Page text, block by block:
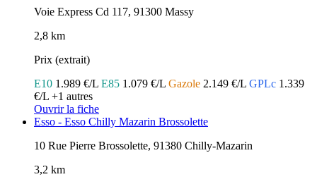
Voie Express Cd 117, 91300 Massy
2,8 km
Prix (extrait)
E10 1.989 €/L E85 1.079 €/L Gazole 2.149 €/L GPLc 1.339
€/L +1 autres
Ouvrir la fiche
Esso - Esso Chilly Mazarin Brossolette
10 Rue Pierre Brossolette, 91380 Chilly-Mazarin
3,2 km